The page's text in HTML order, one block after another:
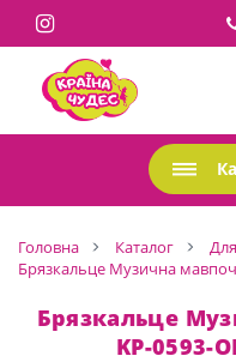
Головна Каталог
Брязкальце Музична
Брязкальце
KP-0593-